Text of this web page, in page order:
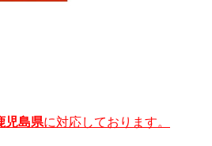
児島県に対応しております。